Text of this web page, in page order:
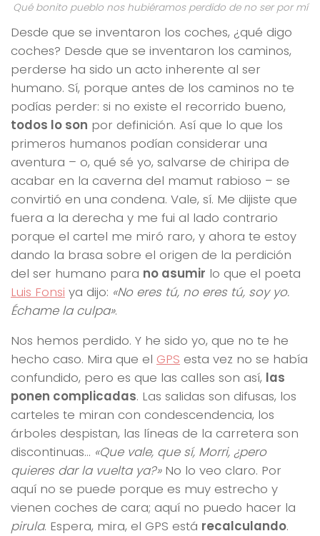
Qué bonito pueblo nos hubiéramos perdido de no ser por mí
Desde que se inventaron los coches, ¿qué digo
coches? Desde que se inventaron los caminos,
perderse ha sido un acto inherente al ser
humano. Sí, porque antes de los caminos no te
podías perder: si no existe el recorrido bueno,
todos lo son por definición. Así que lo que los
primeros humanos podían considerar una
aventura – o, qué sé yo, salvarse de chiripa de
acabar en la caverna del mamut rabioso – se
convirtió en una condena. Vale, sí. Me dijiste que
fuera a la derecha y me fui al lado contrario
porque el cartel me miró raro, y ahora te estoy
dando la brasa sobre el origen de la perdición
del ser humano para no asumir lo que el poeta
Luis Fonsi ya dijo: «No eres tú, no eres tú, soy yo.
Échame la culpa».
Nos hemos perdido. Y he sido yo, que no te he
hecho caso. Mira que el GPS esta vez no se había
confundido, pero es que las calles son así, las
ponen complicadas. Las salidas son difusas, los
carteles te miran con condescendencia, los
árboles despistan, las líneas de la carretera son
discontinuas… «Que vale, que sí, Morri, ¿pero
quieres dar la vuelta ya?» No lo veo claro. Por
aquí no se puede porque es muy estrecho y
vienen coches de cara; aquí no puedo hacer la
pirula. Espera, mira, el GPS está recalculando.